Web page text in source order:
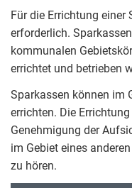
Für die Errichtung einer
erforderlich.
kommunalen
errichtet und betrieben
Sparkassen können im
errichten. Die
Genehmigung der
im Gebiet eines
zu hören.